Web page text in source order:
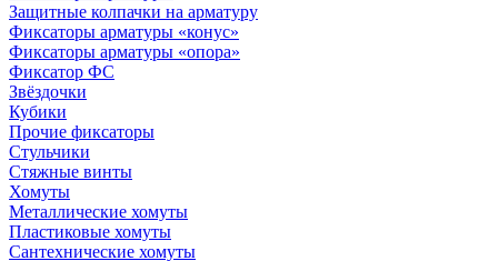
Защитные колпачки на арматуру
Фиксаторы арматуры «конус»
Фиксаторы арматуры «опора»
Фиксатор ФС
Звёздочки
Кубики
Прочие фиксаторы
Стульчики
Стяжные винты
Хомуты
Металлические хомуты
Пластиковые хомуты
Сантехнические хомуты